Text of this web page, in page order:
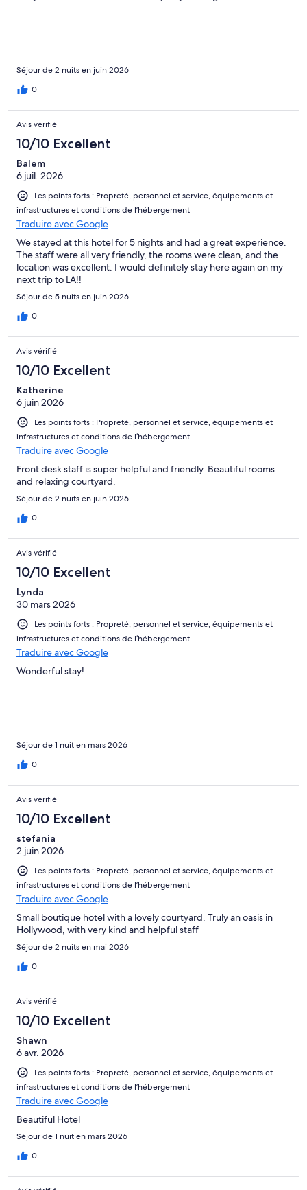
Séjour de 2 nuits en juin 2026
0
Avis vérifié
10/10 Excellent
Balem
6 juil. 2026
Les points forts : Propreté, personnel et service, équipements et
infrastructures et conditions de l’hébergement
Traduire avec Google
We stayed at this hotel for 5 nights and had a great experience.
The staff were all very friendly, the rooms were clean, and the
location was excellent. I would definitely stay here again on my
next trip to LA!!
Séjour de 5 nuits en juin 2026
0
Avis vérifié
10/10 Excellent
Katherine
6 juin 2026
Les points forts : Propreté, personnel et service, équipements et
infrastructures et conditions de l’hébergement
Traduire avec Google
Front desk staff is super helpful and friendly. Beautiful rooms
and relaxing courtyard.
Séjour de 2 nuits en juin 2026
0
Avis vérifié
10/10 Excellent
Lynda
30 mars 2026
Les points forts : Propreté, personnel et service, équipements et
infrastructures et conditions de l’hébergement
Traduire avec Google
Wonderful stay!
Séjour de 1 nuit en mars 2026
0
Avis vérifié
10/10 Excellent
stefania
2 juin 2026
Les points forts : Propreté, personnel et service, équipements et
infrastructures et conditions de l’hébergement
Traduire avec Google
Small boutique hotel with a lovely courtyard. Truly an oasis in
Hollywood, with very kind and helpful staff
Séjour de 2 nuits en mai 2026
0
Avis vérifié
10/10 Excellent
Shawn
6 avr. 2026
Les points forts : Propreté, personnel et service, équipements et
infrastructures et conditions de l’hébergement
Traduire avec Google
Beautiful Hotel
Séjour de 1 nuit en mars 2026
0